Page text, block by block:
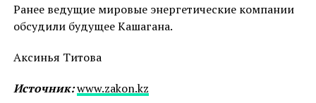
Ранее ведущие мировые энергетические компании
обсудили будущее Кашагана.
Аксинья Титова
Источник:www.zakon.kz